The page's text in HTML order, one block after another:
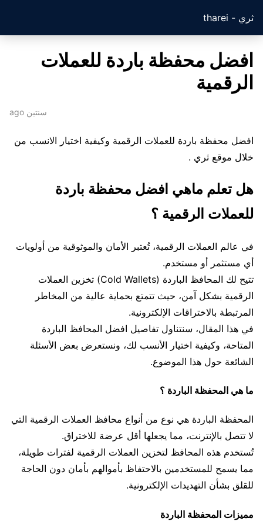
ثري - tharei
افضل محفظة باردة للعملات
الرقمية
سنتين ago
افضل محفظة باردة للعملات الرقمية وكيفية اختيار الانسب من
خلال موقع ثري .
هل تعلم ماهي افضل محفظة باردة
للعملات الرقمية ؟
في عالم العملات الرقمية، تُعتبر الأمان والموثوقية من أولويات
أي مستثمر أو مستخدم.
تتيح لك المحافظ الباردة (Cold Wallets) تخزين العملات
الرقمية بشكل آمن، حيث تتمتع بحماية عالية من المخاطر
المرتبطة بالاختراقات الإلكترونية.
في هذا المقال، سنتناول تفاصيل افضل المحافظ الباردة
المتاحة، وكيفية اختيار الأنسب لك، ونستعرض بعض الأسئلة
الشائعة حول هذا الموضوع.
ما هي المحفظة الباردة ؟
المحفظة الباردة هي نوع من أنواع محافظ العملات الرقمية التي
لا تتصل بالإنترنت، مما يجعلها أقل عرضة للاختراق.
تُستخدم هذه المحافظ لتخزين العملات الرقمية لفترات طويلة،
مما يسمح للمستخدمين بالاحتفاظ بأموالهم بأمان دون الحاجة
للقلق بشأن التهديدات الإلكترونية.
مميزات المحفظة الباردة